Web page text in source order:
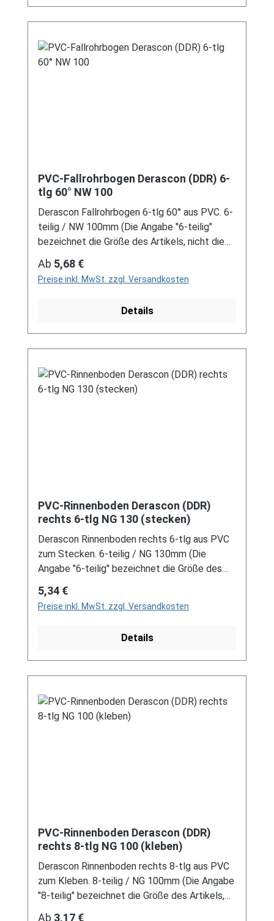
Schreiben Sie uns hierzu gerne über
unser Kontaktformular oder per E-Mail
PVC-Fallrohrbogen Derascon (DDR) 6-
tlg 60° NW 100
Derascon Fallrohrbogen 6-tlg 60° aus PVC. 6-
teilig / NW 100mm (Die Angabe "6-teilig"
bezeichnet die Größe des Artikels, nicht die
Stückzahl!) Farben: grau / braun Für DDR-
Dachrinne Es handelt sich hierbei um
Restbestände eines nicht mehr produzierten
modernen Systemen nicht kompatibel ist. Bei
Schreiben Sie uns hierzu gerne über
unser Kontaktformular oder per E-Mail
Regulärer Preis:
Ab 5,68 €
Preise inkl. MwSt. zzgl. Versandkosten
Details
PVC-Rinnenboden Derascon (DDR)
rechts 6-tlg NG 130 (stecken)
Derascon Rinnenboden rechts 6-tlg aus PVC
zum Stecken. 6-teilig / NG 130mm (Die
Angabe "6-teilig" bezeichnet die Größe des
braun Bei der Installation von Rinnenelemente
zum Stecken ist immer ein Gleitmittel
Schäden zu vermeiden! Für DDR-Dachrinne Es
modernen Systemen nicht kompatibel ist. Bei
Fragen stehen wir gerne auch telefonische für
Regulärer Preis:
5,34 €
Preise inkl. MwSt. zzgl. Versandkosten
Details
PVC-Rinnenboden Derascon (DDR)
rechts 8-tlg NG 100 (kleben)
Derascon Rinnenboden rechts 8-tlg aus PVC
zum Kleben. 8-teilig / NG 100mm (Die Angabe
"8-teilig" bezeichnet die Größe des Artikels,
nicht die Stückzahl!) Farben: grau / braun Für
Regulärer Preis:
Ab 3,17 €